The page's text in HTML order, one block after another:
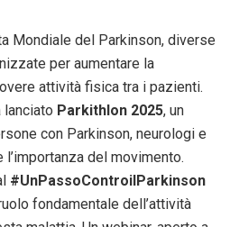
Mondiale del Parkinson, diverse
per aumentare la
attività fisica tra i pazienti.
lanciato Parkithlon 2025, un
con Parkinson, neurologi e
del movimento.
#UnPassoControilParkinson
fondamentale dell’attività